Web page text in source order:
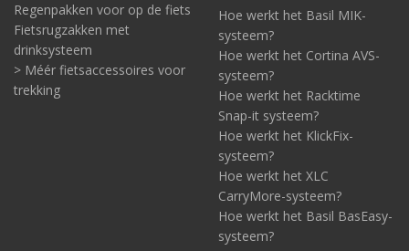
Regenpakken voor op de fiets
Fietsrugzakken met
drinksysteem
> Méér fietsaccessoires voor
trekking
Hoe werkt het Basil MIK-
systeem?
Hoe werkt het Cortina AVS-
systeem?
Hoe werkt het Racktime
Snap-it systeem?
Hoe werkt het KlickFix-
systeem?
Hoe werkt het XLC
CarryMore-systeem?
Hoe werkt het Basil BasEasy-
systeem?